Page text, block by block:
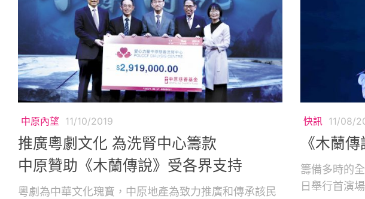
中原內望 11/10/2019
推廣粵劇文化 為洗腎中心籌款
中原贊助《木蘭傳說》受各界支持
粵劇為中華文化瑰寶，中原地產為致力推廣和傳承該民
快訊 11/08/
《木蘭
籌備多時的
日舉行首演